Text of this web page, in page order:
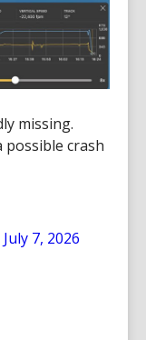
missing.
possible crash
July 7, 2026